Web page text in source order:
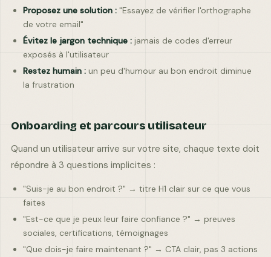
Proposez une solution : "Essayez de vérifier l'orthographe
de votre email"
Évitez le jargon technique : jamais de codes d'erreur
exposés à l'utilisateur
Restez humain : un peu d'humour au bon endroit diminue
la frustration
Onboarding et parcours utilisateur
Quand un utilisateur arrive sur votre site, chaque texte doit
répondre à 3 questions implicites :
"Suis-je au bon endroit ?" → titre H1 clair sur ce que vous
faites
"Est-ce que je peux leur faire confiance ?" → preuves
sociales, certifications, témoignages
"Que dois-je faire maintenant ?" → CTA clair, pas 3 actions